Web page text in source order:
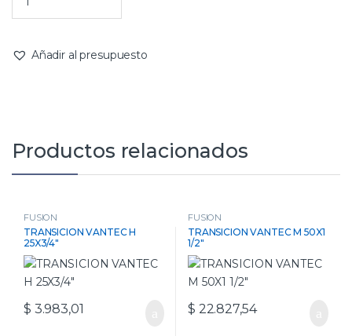
Añadir al presupuesto
Productos relacionados
FUSION
TRANSICION VANTEC H
25X3/4″
$ 3.983,01
FUSION
TRANSICION VANTEC M 50X1
1/2″
$ 22.827,54